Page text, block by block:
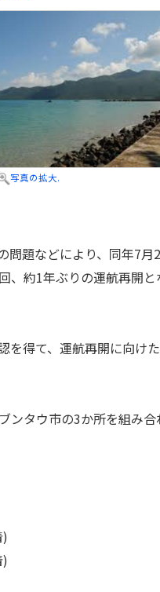
写真の拡大.
問題などにより、同年7月
、約1年ぶりの運航再開と
を得て、運航再開に向け
ンタウ市の3か所を組み合